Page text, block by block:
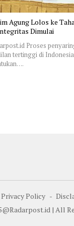
Agung Lolos ke
Dimulai
Proses
tertinggi di
Privacy Policy
| All